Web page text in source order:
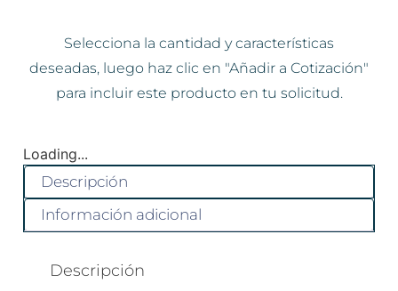
Selecciona la cantidad y características
deseadas, luego haz clic en "Añadir a Cotización"
para incluir este producto en tu solicitud.
Loading...
Descripción
Información adicional
Descripción